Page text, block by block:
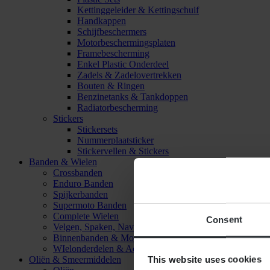
Consent
This website uses cookies
Kettinggeleider & Kettingschuif
Handkappen
Schijfbeschermers
Motorbeschermingsplaten
Framebescherming
Enkel Plastic Onderdeel
Zadels & Zadelovertrekken
Bouten & Ringen
Benzinetanks & Tankdoppen
Radiatorbescherming
Stickers
Stickersets
Nummerplaatsticker
Stickervellen & Stickers
Banden & Wielen
Crossbanden
Enduro Banden
Spijkerbanden
Supermoto Banden
Complete Wielen
Velgen, Spaken, Naven & Lagers
Binnenbanden & Mousses
WIelonderdelen & Accessoires
Oliën & Smeermiddelen